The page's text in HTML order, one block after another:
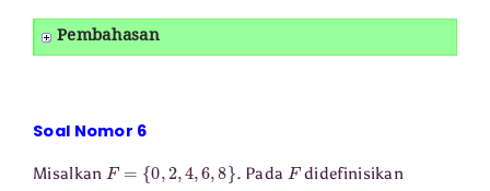
Pembahasan
Soal Nomor 6
Misalkan F= ,2 4, 6, 8} . Pada F didefinisikan